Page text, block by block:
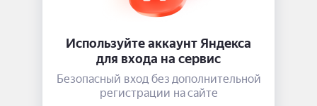
2009 - 2026 ©Pink-Girl.ru